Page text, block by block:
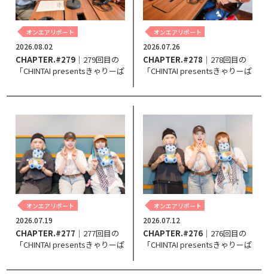
オンエアリポート
2026.08.02
CHAPTER.#279 ｜279回目の
「CHINTAI presentsきゃりーぱ
Your Heart～」。
オンエアリポート
2026.07.26
CHAPTER.#278 ｜278回目の
「CHINTAI presentsきゃりーぱ
Your Heart～」。
オンエアリポート
2026.07.19
CHAPTER.#277 ｜277回目の
「CHINTAI presentsきゃりーぱ
Your Heart～」。
オンエアリポート
2026.07.12
CHAPTER.#276 ｜276回目の
「CHINTAI presentsきゃりーぱ
Your Heart～」。